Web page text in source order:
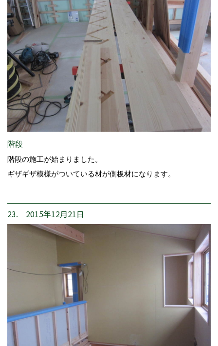
階段
階段の施工が始まりました。
ギザギザ模様がついている材が側板材になります。
23. 2015年12月21日